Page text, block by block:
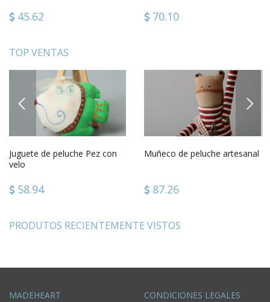
45.62 70.10
TOP VENTAS
PREVIOUS
Juguete de peluche Pez con
velo
58.94
Muñeco de peluche artesanal
87.26
NEXT
PRODUTOS RECIENTEMENTE VISTOS
MADEHEART CONDICIONES LEGALES